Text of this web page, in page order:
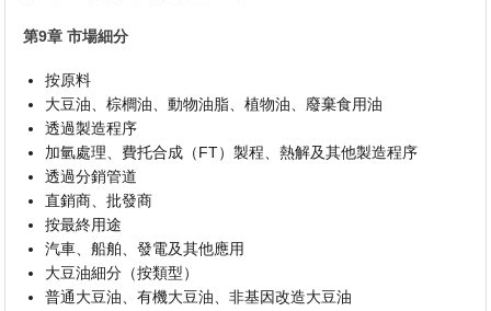
第9章 市場細分
按原料
大豆油、棕櫚油、動物油脂、植物油、廢棄食用油
透過製造程序
加氫處理、費托合成（FT）製程、熱解及其他製造程序
透過分銷管道
直銷商、批發商
按最終用途
汽車、船舶、發電及其他應用
大豆油細分（按類型）
普通大豆油、有機大豆油、非基因改造大豆油